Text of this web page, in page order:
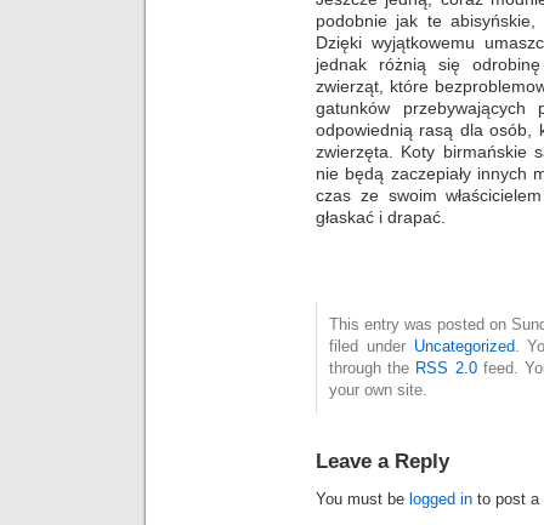
podobnie jak te
Dzięki wyjątkowemu
jednak różnią się
zwierząt, które
gatunków
odpowiednią rasą dla osób,
zwierzęta. Koty birmańskie
nie będą zaczepiały innych
czas ze swoim
głaskać i drapać.
This entry was posted on
filed under Uncategorized.
through the RSS 2.0feed.
your own site.
Leave a Reply
You must be logged in to post a